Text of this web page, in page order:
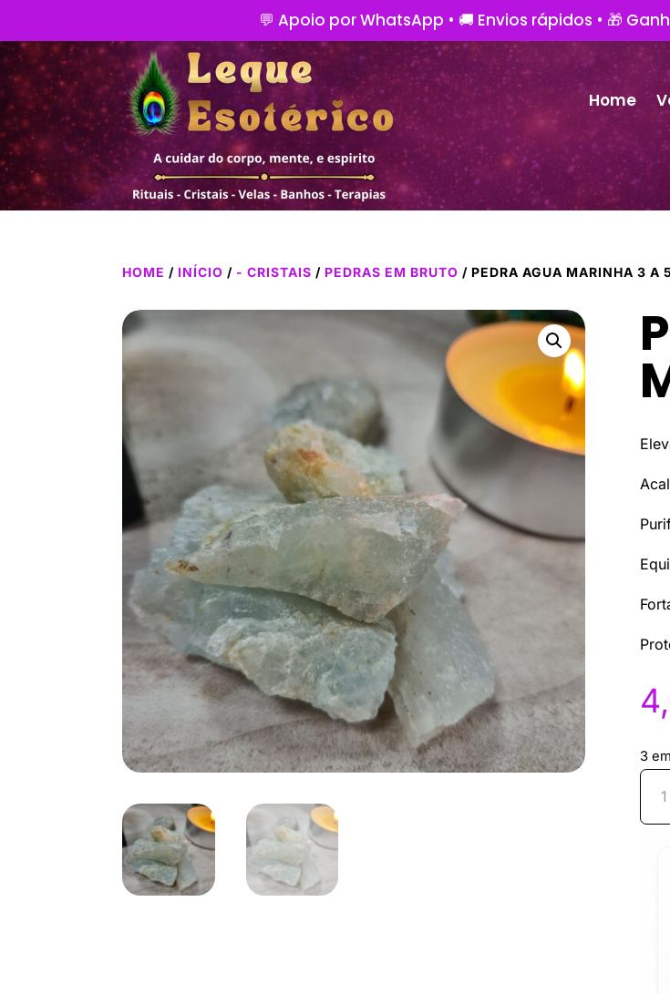
💬 Apoio por WhatsApp • 🚚 Envios rápidos • 🎁
Home
HOME / INÍCIO / - CRISTAIS / PEDRAS EM BRUTO / PEDRA AGUA MARINHA 3 A
3